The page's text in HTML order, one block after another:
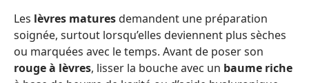
Les lèvres maturesdemandent une préparation
soignée, surtout lorsqu’elles deviennent plus sèches
ou marquées avec le temps. Avant de poser son
rouge à lèvres, lisser la bouche avec un baume riche